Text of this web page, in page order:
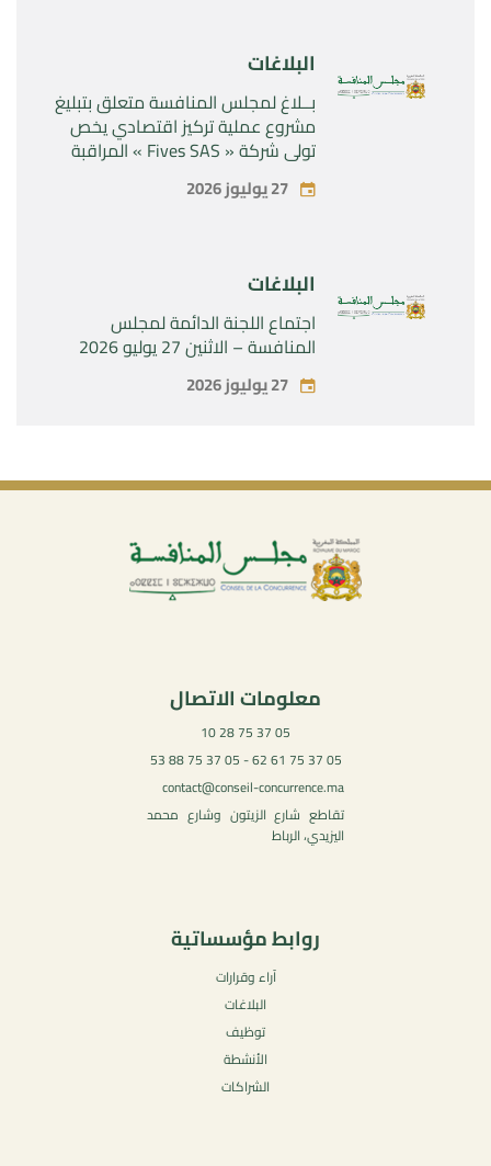
البلاغات
بــلاغ لمجلس المنافسة متعلق بتبليغ
مشروع عملية تركيز اقتصادي يخص
تولي شركة « Fives SAS » المراقبة
SAS »27 يوليوز 2026
البلاغات
اجتماع اللجنة الدائمة لمجلس
المنافسة – الاثنين 27 يوليو 2026
27 يوليوز 2026
معلومات الاتصال
05 37 75 28 10
05 37 75 61 62 - 05 37 75 88 53
contact@conseil-concurrence.ma
تقاطع شارع الزيتون وشارع محمد
اليزيدي، الرباط
روابط مؤسساتية
آراء وقرارات
البلاغات
توظيف
الأنشطة
الشراكات